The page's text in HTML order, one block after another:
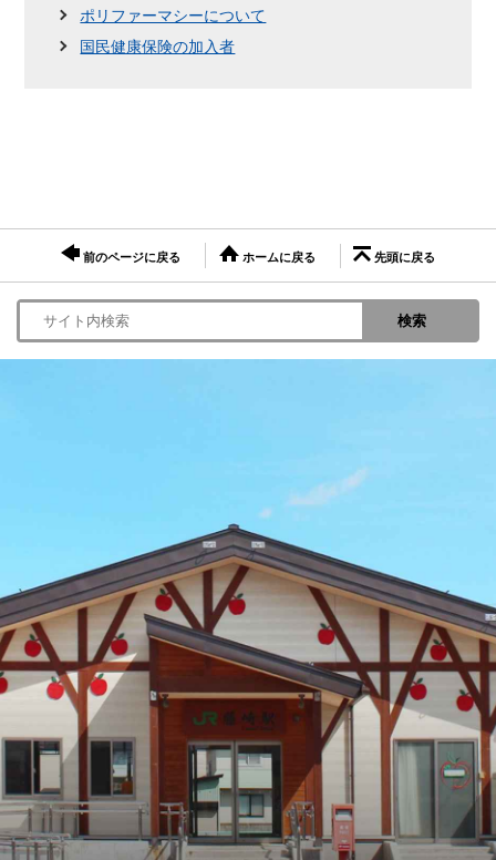
ポリファーマシーについて
国民健康保険の加入者
前のページに戻る ホームに戻る 先頭に戻る